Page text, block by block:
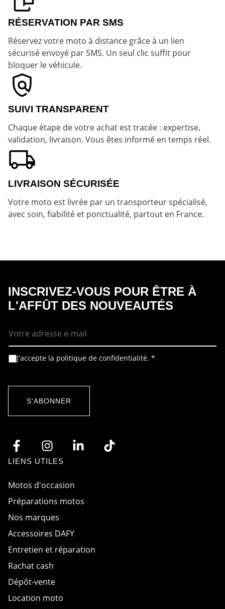
RÉSERVATION PAR SMS
Réservez votre moto à distance grâce à un lien
sécurisé envoyé par SMS. Un seul clic suffit pour
bloquer le véhicule.
SUIVI TRANSPARENT
Chaque étape de votre achat est tracée : expertise,
validation, livraison. Vous êtes informé en temps réel.
LIVRAISON SÉCURISÉE
Votre moto est livrée par un transporteur spécialisé,
avec soin, fiabilité et ponctualité, partout en France.
INSCRIVEZ-VOUS POUR ÊTRE À
L'AFFÛT DES NOUVEAUTÉS
-
a
i
l
R
D
o
m
a
l
A
c
G
J'accepte la politique de confidentialité. *
S'ABONNER
LIENS UTILES
Motos d'occasion
Préparations motos
Nos marques
Accessoires DAFY
Entretien et réparation
Rachat cash
Dépôt-vente
Location moto